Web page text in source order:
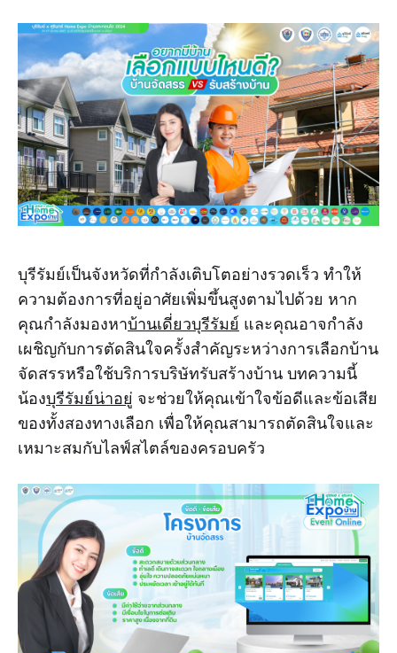
บุรีรัมย์เป็นจังหวัดที่กำลังเติบโตอย่างรวดเร็ว ทำให้
ความต้องการที่อยู่อาศัยเพิ่มขึ้นสูงตามไปด้วย หาก
คุณกำลังมองหาบ้านเดี่ยวบุรีรัมย์ และคุณอาจกำลัง
เผชิญกับการตัดสินใจครั้งสำคัญระหว่างการเลือกบ้าน
จัดสรรหรือใช้บริการบริษัทรับสร้างบ้าน บทความนี้
น้องบุรีรัมย์น่าอยู่ จะช่วยให้คุณเข้าใจข้อดีและข้อเสีย
ของทั้งสองทางเลือก เพื่อให้คุณสามารถตัดสินใจและ
เหมาะสมกับไลฟ์สไตล์ของครอบครัว